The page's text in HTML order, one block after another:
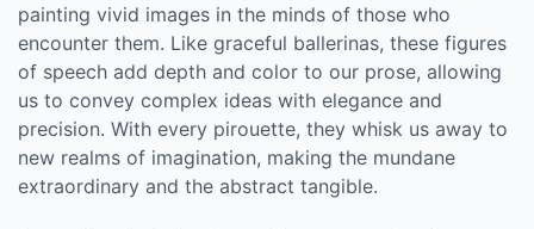
painting vivid images in the minds of those who
encounter them. Like graceful ballerinas, these figures
of speech add depth and color to our prose, allowing
us to convey complex ideas with elegance and
precision. With every pirouette, they whisk us away to
new realms of imagination, making the mundane
extraordinary and the abstract tangible.